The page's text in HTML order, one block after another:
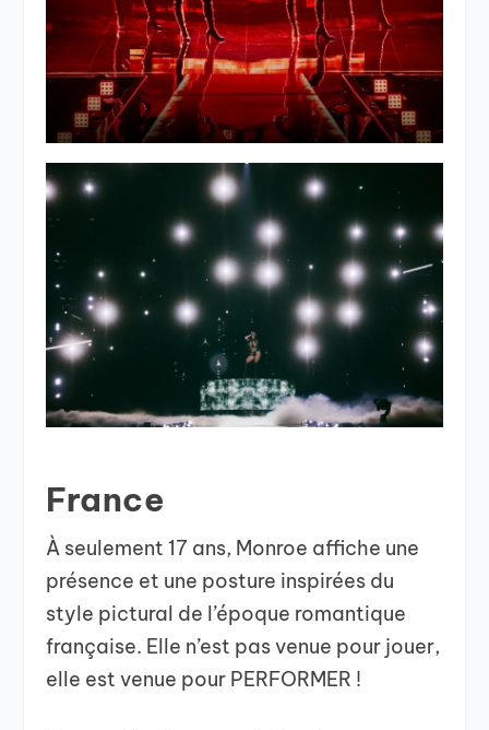
France
À seulement 17 ans, Monroe affiche une
présence et une posture inspirées du
style pictural de l’époque romantique
française. Elle n’est pas venue pour jouer,
elle est venue pour PERFORMER !